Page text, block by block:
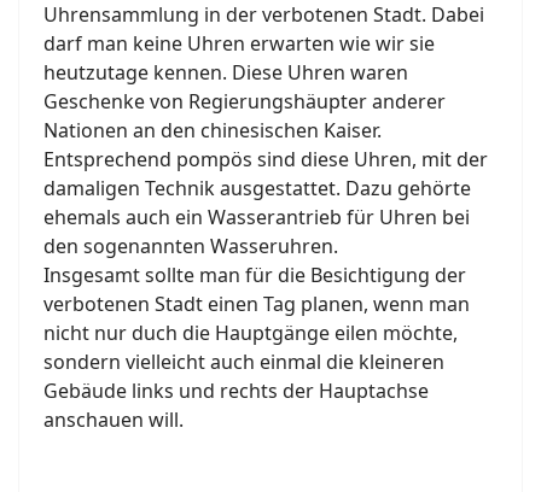
Uhrensammlung in der verbotenen Stadt. Dabei
darf man keine Uhren erwarten wie wir sie
heutzutage kennen. Diese Uhren waren
Geschenke von Regierungshäupter anderer
Nationen an den chinesischen Kaiser.
Entsprechend pompös sind diese Uhren, mit der
damaligen Technik ausgestattet. Dazu gehörte
ehemals auch ein Wasserantrieb für Uhren bei
den sogenannten Wasseruhren.
Insgesamt sollte man für die Besichtigung der
verbotenen Stadt einen Tag planen, wenn man
nicht nur duch die Hauptgänge eilen möchte,
sondern vielleicht auch einmal die kleineren
Gebäude links und rechts der Hauptachse
anschauen will.